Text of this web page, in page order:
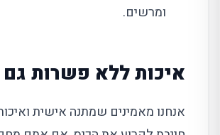
ומרשים.
איכות ללא פשרות
אנחנו מאמינים שמתנה אישית